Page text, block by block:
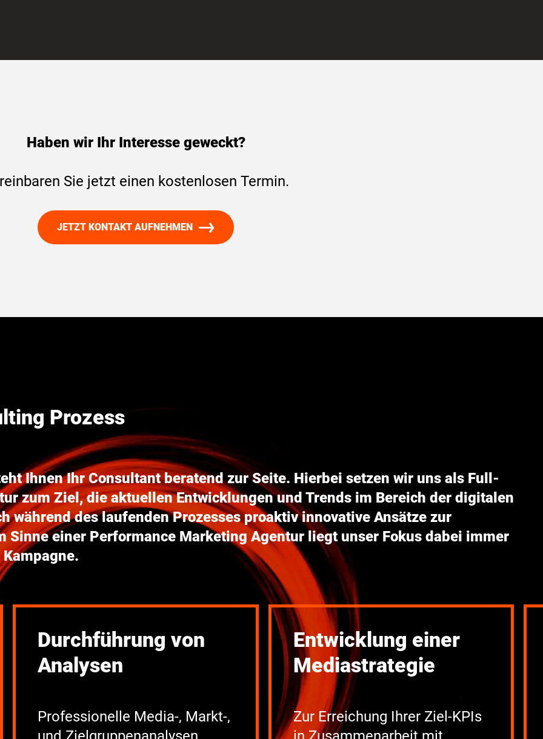
Haben wir Ihr Interesse geweckt?
Sie jetzt einen kostenlosen Termin.
JETZT KONTAKT AUFNEHMEN
Prozess
Ihnen Ihr Consultant beratend zur Seite. Hierbei setzen wir uns als Full-
zum Ziel, die aktuellen Entwicklungen und Trends im Bereich der digitalen
während des laufenden Prozesses proaktiv innovative Ansätze zur
Sinne einer Performance Marketing Agentur liegt unser Fokus dabei immer
Durchführung von
Analysen
Professionelle Media-, Markt-,
Entwicklung einer
Mediastrategie
Zur Erreichung Ihrer Ziel-KPIs